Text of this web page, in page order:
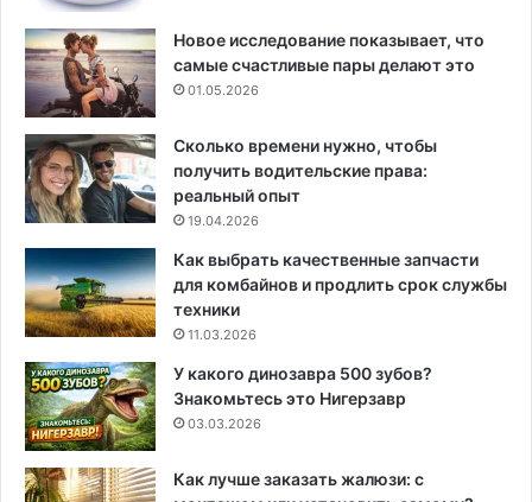
Новое исследование показывает, что
самые счастливые пары делают это
01.05.2026
Сколько времени нужно, чтобы
получить водительские права:
реальный опыт
19.04.2026
Как выбрать качественные запчасти
для комбайнов и продлить срок службы
техники
11.03.2026
У какого динозавра 500 зубов?
Знакомьтесь это Нигерзавр
03.03.2026
Как лучше заказать жалюзи: с